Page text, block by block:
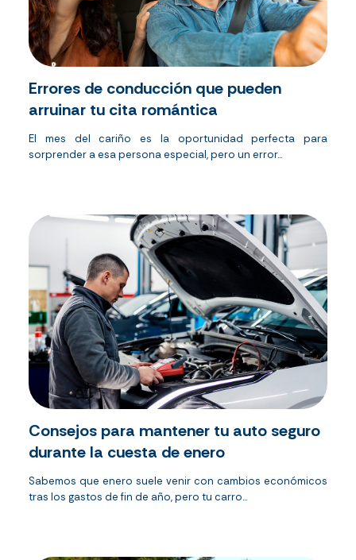
Errores de conducción que pueden
arruinar tu cita romántica
El mes del cariño es la oportunidad perfecta para
sorprender a esa persona especial, pero un error...
Consejos para mantener tu auto seguro
durante la cuesta de enero
Sabemos que enero suele venir con cambios económicos
tras los gastos de fin de año, pero tu carro...